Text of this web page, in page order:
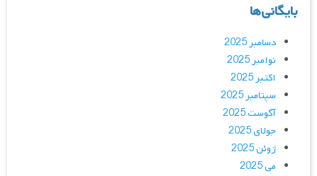
بایگانی‌ها
دسامبر 2025
نوامبر 2025
اکتبر 2025
سپتامبر 2025
آگوست 2025
جولای 2025
ژوئن 2025
می 2025